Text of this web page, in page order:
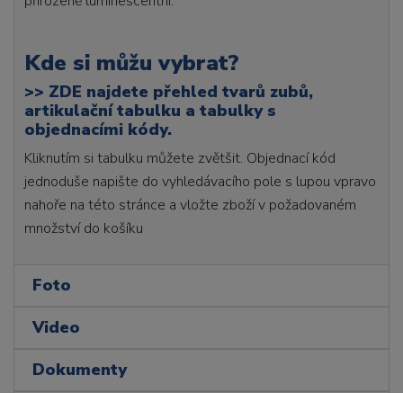
Kde si můžu vybrat?
>> ZDE najdete přehled tvarů zubů,
artikulační tabulku a tabulky s
objednacími kódy.
Kliknutím si tabulku můžete zvětšit. Objednací kód
jednoduše napište do vyhledávacího pole s lupou vpravo
nahoře na této stránce a vložte zboží v požadovaném
množství do košíku
Foto
Video
Dokumenty